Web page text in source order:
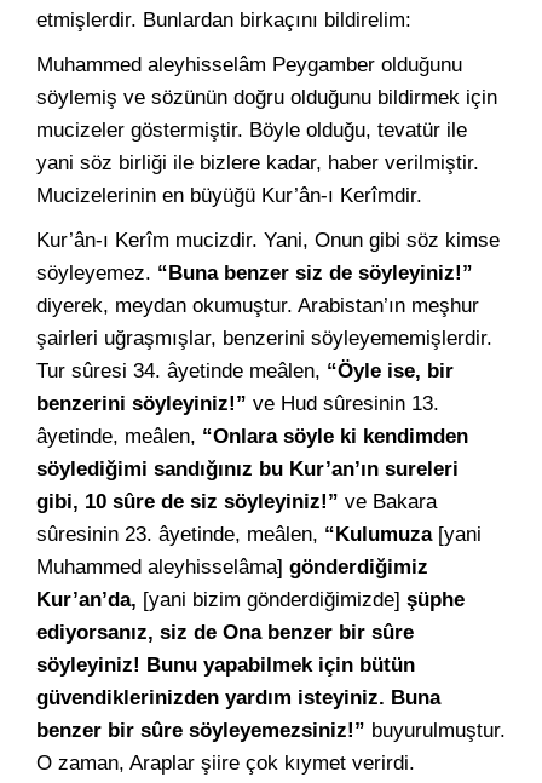
etmişlerdir. Bunlardan birkaçını bildirelim:
Muhammed aleyhisselâm Peygamber olduğunu
söylemiş ve sözünün doğru olduğunu bildirmek için
mucizeler göstermiştir. Böyle olduğu, tevatür ile
yani söz birliği ile bizlere kadar, haber verilmiştir.
Mucizelerinin en büyüğü Kur’ân-ı Kerîmdir.
Kur’ân-ı Kerîm mucizdir. Yani, Onun gibi söz kimse
söyleyemez. “Buna benzer siz de söyleyiniz!”
diyerek, meydan okumuştur. Arabistan’ın meşhur
şairleri uğraşmışlar, benzerini söyleyememişlerdir.
Tur sûresi 34. âyetinde meâlen, “Öyle ise, bir
benzerini söyleyiniz!” ve Hud sûresinin 13.
âyetinde, meâlen, “Onlara söyle ki kendimden
söylediğimi sandığınız bu Kur’an’ın sureleri
gibi, 10 sûre de siz söyleyiniz!” ve Bakara
sûresinin 23. âyetinde, meâlen, “Kulumuza[yani
Muhammed aleyhisselâma] gönderdiğimiz
Kur’an’da, [yani bizim gönderdiğimizde] şüphe
ediyorsanız, siz de Ona benzer bir sûre
söyleyiniz! Bunu yapabilmek için bütün
güvendiklerinizden yardım isteyiniz. Buna
benzer bir sûre söyleyemezsiniz!” buyurulmuştur.
O zaman, Araplar şiire çok kıymet verirdi.